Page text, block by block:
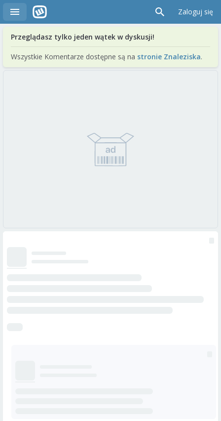
Zaloguj się
Przeglądasz tylko jeden wątek w dyskusji!
Wszystkie Komentarze dostępne są na stronie Znaleziska.